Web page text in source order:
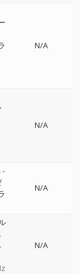
N/A
N/A
-
N/A
N/A